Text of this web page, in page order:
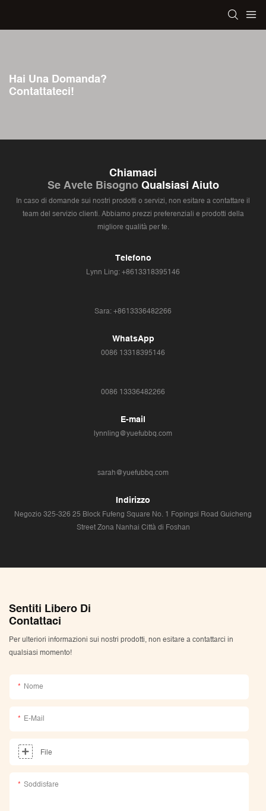
Hai Una Domanda?
Contattateci!
Chiamaci
Se Avete Bisogno Qualsiasi Aiuto
In caso di domande sui nostri prodotti o servizi, non esitare a contattare il
team del servizio clienti. Abbiamo prezzi preferenziali e prodotti della
migliore qualità per te.
Telefono
Lynn Ling: +8613318395146
Sara: +8613336482266
WhatsApp
0086 13318395146
0086 13336482266
E-mail
lynnling@yuefubbq.com
sarah@yuefubbq.com
Indirizzo
Negozio 325-326 25 Block Fufeng Square No. 1 Fopingsi Road Guicheng
Street Zona Nanhai Città di Foshan
Sentiti Libero Di
Contattaci
Per ulteriori informazioni sui nostri prodotti, non esitare a contattarci in
qualsiasi momento!
Nome
E-Mail
File
Soddisfare